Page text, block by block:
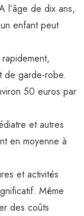
l’âge de dix ans,
enfant peut
de garde-robe.
50 euros par
et autres
en moyenne à
et activités
Même
des coûts